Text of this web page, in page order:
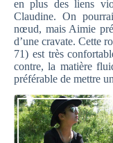
en plus des liens
Claudine. On
nœud, mais Aimie
d’une cravate. Cette
71) est très
contre, la matière
préférable de mettre